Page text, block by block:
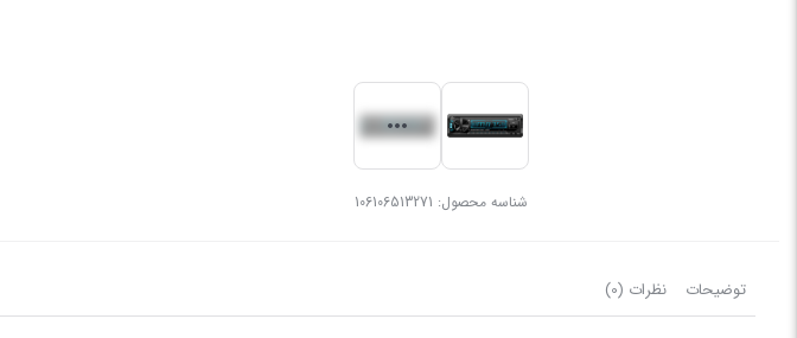
شناسه محصول: 106106513271
توضیحات نظرات (0)